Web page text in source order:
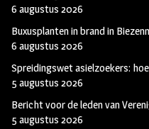
6 augustus 2026
Buxusplanten in brand in
6 augustus 2026
Spreidingswet asielzoekers:
5 augustus 2026
Bericht voor de leden van
5 augustus 2026